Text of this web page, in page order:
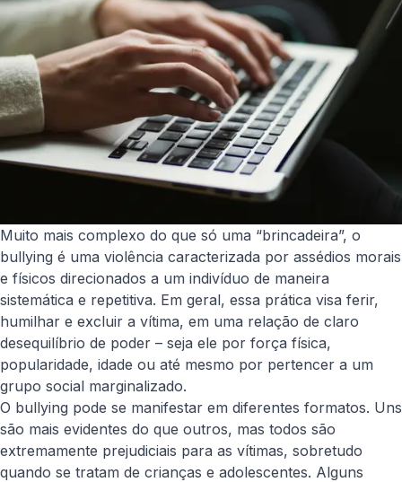
Muito mais complexo do que só uma “brincadeira”, o
bullying é uma violência caracterizada por assédios morais
e físicos direcionados a um indivíduo de maneira
sistemática e repetitiva. Em geral, essa prática visa ferir,
humilhar e excluir a vítima, em uma relação de claro
desequilíbrio de poder – seja ele por força física,
popularidade, idade ou até mesmo por pertencer a um
grupo social marginalizado.
O bullying pode se manifestar em diferentes formatos. Uns
são mais evidentes do que outros, mas todos são
extremamente prejudiciais para as vítimas, sobretudo
quando se tratam de crianças e adolescentes. Alguns